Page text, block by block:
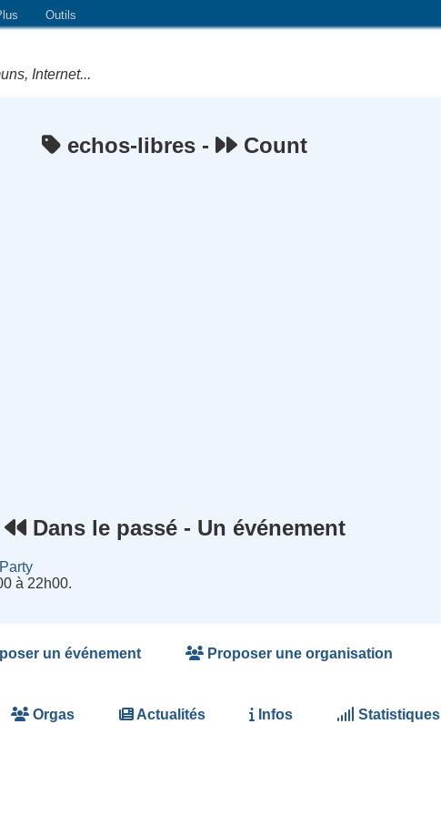
Outils
Internet...
echos-libres - Count
Dans le passé - Un événement
à 22h00.
un événement Proposer une organisation
Orgas Actualités Infos Statistiques